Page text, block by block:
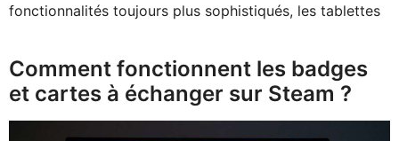
fonctionnalités toujours plus sophistiqués, les tablettes
Comment fonctionnent les badges
et cartes à échanger sur Steam ?